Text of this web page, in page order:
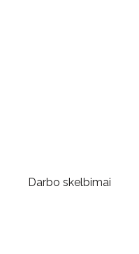
Darbo skelbimai